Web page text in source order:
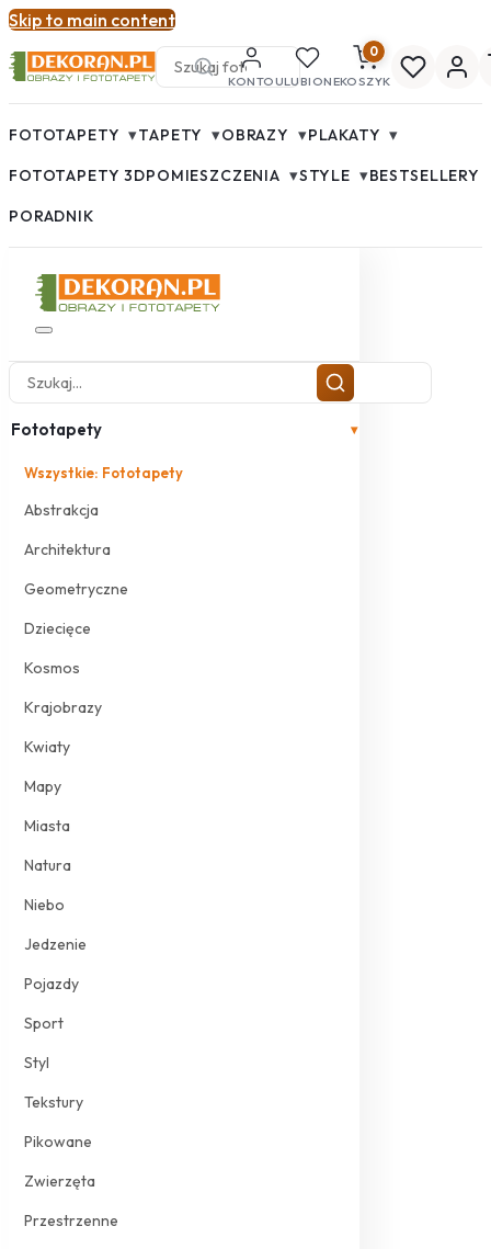
Skip to main content
KONTOULUBIONE
0
KOSZYK
FOTOTAPETY ▾TAPETY ▾OBRAZY ▾PLAKATY ▾
FOTOTAPETY 3DPOMIESZCZENIA ▾STYLE ▾BESTSELLERY
PORADNIK
Fototapety ▾
Wszystkie: Fototapety
Abstrakcja
Architektura
Geometryczne
Dziecięce
Kosmos
Krajobrazy
Kwiaty
Mapy
Miasta
Natura
Niebo
Jedzenie
Pojazdy
Sport
Styl
Tekstury
Pikowane
Zwierzęta
Przestrzenne